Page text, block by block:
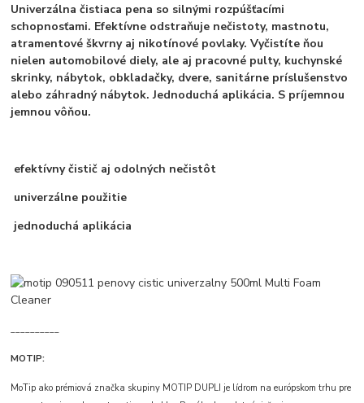
Univerzálna čistiaca pena so silnými rozpúšťacími
schopnosťami. Efektívne odstraňuje nečistoty, mastnotu,
atramentové škvrny aj nikotínové povlaky. Vyčistíte ňou
nielen automobilové diely, ale aj pracovné pulty, kuchynské
skrinky, nábytok, obkladačky, dvere, sanitárne príslušenstvo
alebo záhradný nábytok. Jednoduchá aplikácia. S príjemnou
jemnou vôňou.
efektívny čistič aj odolných nečistôt
univerzálne použitie
jednoduchá aplikácia
MOTIP:
MoTip ako prémiová značka skupiny MOTIP DUPLI je lídrom na európskom trhu pre